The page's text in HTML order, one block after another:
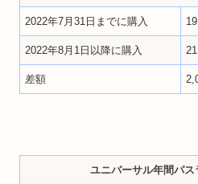
2022年7月31日までに購入
2022年8月1日以降に購入
差額
ユニバーサル年間パ